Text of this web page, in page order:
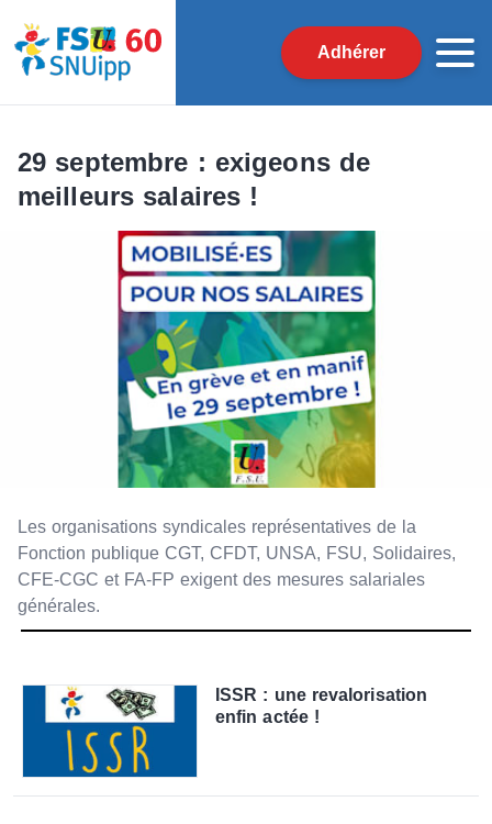
Adhérer
29 septembre : exigeons de
meilleurs salaires !
Les organisations syndicales représentatives de la
Fonction publique CGT, CFDT, UNSA, FSU, Solidaires,
CFE-CGC et FA-FP exigent des mesures salariales
générales.
ISSR : une revalorisation
enfin actée !